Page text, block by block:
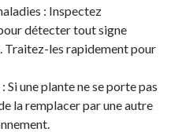
: Inspectez
détecter tout signe
Traitez-les rapidement pour
Si une plante ne se porte pas
la remplacer par une autre